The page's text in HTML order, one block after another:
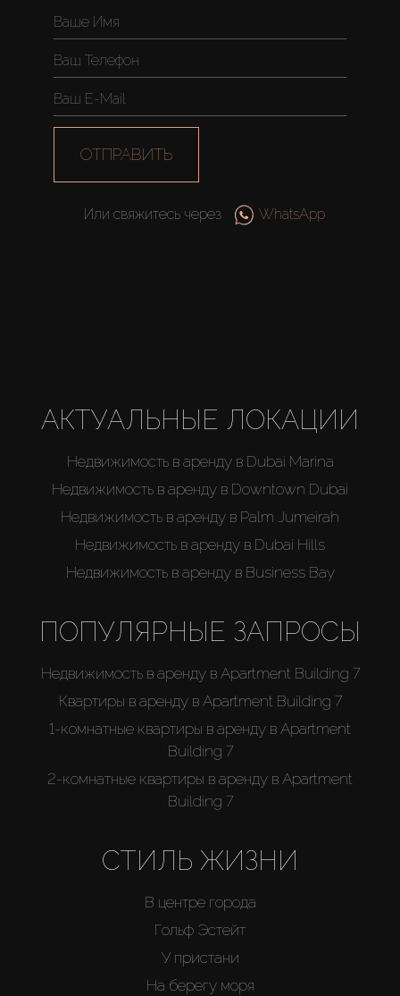
Новостройки
AX Journal
Каталоги
Агенты
ОТПРАВИТЬ
Или свяжитесь через WhatsApp
АКТУАЛЬНЫЕ ЛОКАЦИИ
Недвижимость в аренду в Dubai Marina
Недвижимость в аренду в Downtown Dubai
Недвижимость в аренду в Palm Jumeirah
Недвижимость в аренду в Dubai Hills
Недвижимость в аренду в Business Bay
ПОПУЛЯРНЫЕ ЗАПРОСЫ
Недвижимость в аренду в Apartment Building 7
Квартиры в аренду в Apartment Building 7
1-комнатные квартиры в аренду в Apartment
Building 7
2-комнатные квартиры в аренду в Apartment
Building 7
СТИЛЬ ЖИЗНИ
В центре города
Гольф Эстейт
У пристани
На берегу моря